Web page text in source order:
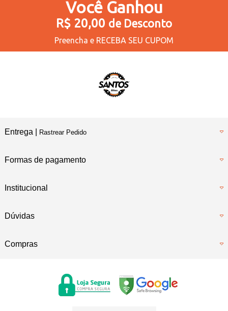
Você Ganhou
R$ 20,00 de Desconto
Preencha e RECEBA SEU CUPOM
Entrega | Rastrear Pedido
Formas de pagamento
Institucional
Dúvidas
Compras